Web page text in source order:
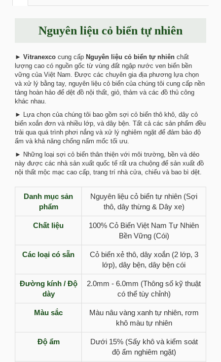
Nguyên liệu cỏ biển tự nhiên
► Vitranexco cung cấp Nguyên liệu cỏ biển tự nhiên chất
lượng cao có nguồn gốc từ vùng đất ngập nước ven biển bền
vững của Việt Nam. Được các chuyên gia địa phương lựa chọn
và xử lý bằng tay, nguyên liệu cỏ biển của chúng tôi cung cấp nền
tảng hoàn hảo để dệt đồ nội thất, giỏ, thảm và các đồ thủ công
khác nhau.
► Lựa chọn của chúng tôi bao gồm sợi cỏ biển thô khô, dây cỏ
biển xoắn đơn và nhiều lớp, và dây bện. Tất cả các sản phẩm đều
trải qua quá trình phơi nắng và xử lý nghiêm ngặt để đảm bảo độ
ẩm và khả năng chống nấm mốc tối ưu.
► Những loại sợi cỏ biển thân thiện với môi trường, bền và dẻo
này được các nhà sản xuất quốc tế rất ưa chuộng để sản xuất đồ
nội thất mộc mạc cao cấp, trang trí nhà cửa, chiếu và bao bì dệt.
Danh mục sản
phẩm
Nguyên liệu cỏ biển tự nhiên (Sợi
thô, dây thừng & Dây xe)
Chất liệu
100% Cỏ Biển Việt Nam Tự Nhiên
Bền Vững (Cói)
Các loại có sẵn
Cỏ biển xẻ thô, dây xoắn (2 lớp, 3
lớp), dây bện, dây bện cói
Đường kính / Độ
dày
2.0mm - 6.0mm (Thông số kỹ thuật
có thể tùy chỉnh)
Màu sắc
Màu nâu vàng xanh tự nhiên, rơm
khô màu tự nhiên
Độ ẩm
Dưới 15% (Sấy khô và kiểm soát
độ ẩm nghiêm ngặt)